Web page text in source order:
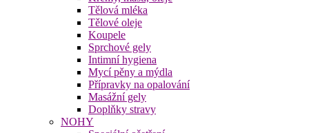
Tělová mléka
Tělové oleje
Koupele
Sprchové gely
Intimní hygiena
Mycí pěny a mýdla
Přípravky na opalování
Masážní gely
Doplňky stravy
NOHY